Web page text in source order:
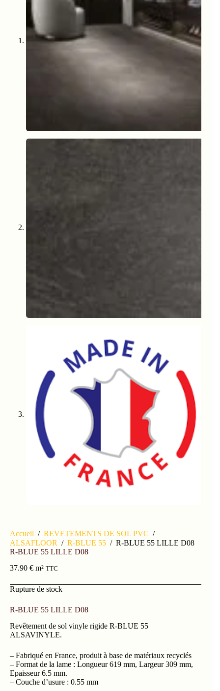
Accueil / REVETEMENTS DE SOL PVC /
ALSAFLOOR / R-BLUE 55 / R-BLUE 55 LILLE D08
R-BLUE 55 LILLE D08
37.90 € m² TTC
Rupture de stock
R-BLUE 55 LILLE D08
Revêtement de sol vinyle rigide R-BLUE 55
ALSAVINYLE.
– Fabriqué en France, produit à base de matériaux recyclés
– Format de la lame : Longueur 619 mm, Largeur 309 mm,
Epaisseur 6.5 mm.
– Couche d’usure : 0.55 mm